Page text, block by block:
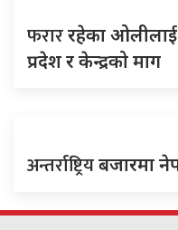
फराररहेका ओलीलाई
प्रदेश र केन्द्रको माग
अन्तर्राष्ट्रियबजारमा